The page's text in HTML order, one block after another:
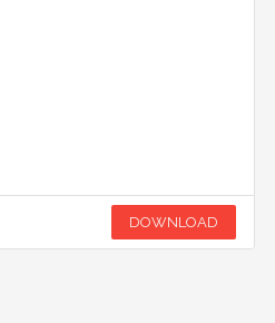
DOWNLOAD